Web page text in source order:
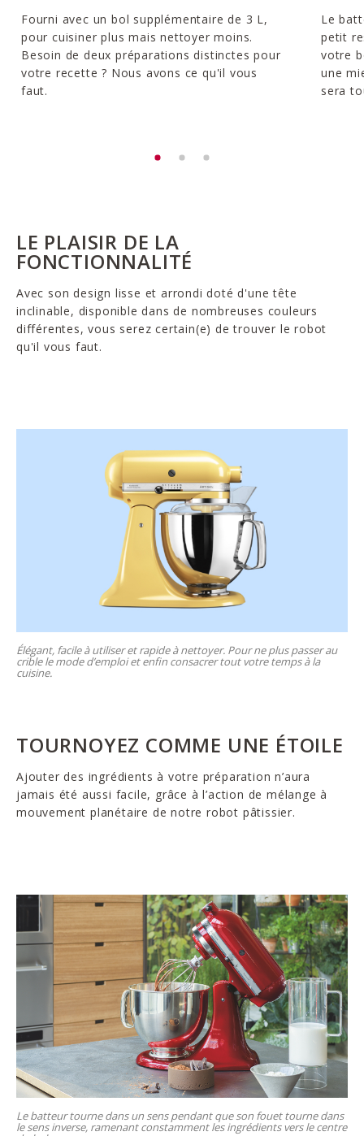
Fourni avec un bol supplémentaire de 3 L,
pour cuisiner plus mais nettoyer moins.
Besoin de deux préparations distinctes pour
votre recette ? Nous avons ce qu'il vous
faut.
Le
petit
votre
une
sera
LE PLAISIR DE LA
FONCTIONNALITÉ
Avec son design lisse et arrondi doté d'une tête
inclinable, disponible dans de nombreuses couleurs
différentes, vous serez certain(e) de trouver le robot
qu'il vous faut.
Élégant, facile à utiliser et rapide à nettoyer. Pour ne plus passer au
crible le mode d’emploi et enfin consacrer tout votre temps à la
cuisine.
TOURNOYEZ COMME UNE ÉTOILE
Ajouter des ingrédients à votre préparation n’aura
jamais été aussi facile, grâce à l’action de mélange à
mouvement planétaire de notre robot pâtissier.
Le batteur tourne dans un sens pendant que son fouet tourne dans
le sens inverse, ramenant constamment les ingrédients vers le centre